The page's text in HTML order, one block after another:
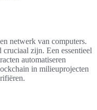
netwerk van computers.
zijn. Een essentieel
automatiseren
in milieuprojecten